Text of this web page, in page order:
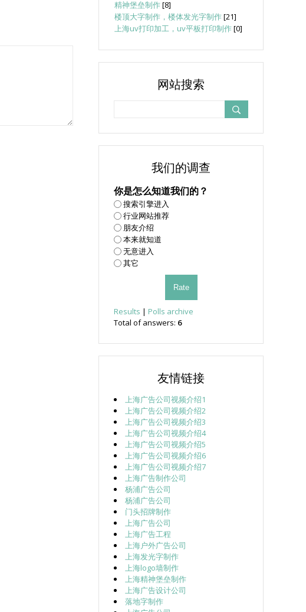
精神堡垒制作[8]
楼顶大字制作，楼体发光字制作[21]
上海uv打印加工，uv平板打印制作[0]
网站搜索
我们的调查
你是怎么知道我们的？
搜索引擎进入
行业网站推荐
朋友介绍
本来就知道
无意进入
其它
Results | Polls archive
Total of answers: 6
友情链接
上海广告公司视频介绍1
上海广告公司视频介绍2
上海广告公司视频介绍3
上海广告公司视频介绍4
上海广告公司视频介绍5
上海广告公司视频介绍6
上海广告公司视频介绍7
上海广告制作公司
杨浦广告公司
杨浦广告公司
门头招牌制作
上海广告公司
上海广告工程
上海户外广告公司
上海发光字制作
上海logo墙制作
上海精神堡垒制作
上海广告设计公司
落地字制作